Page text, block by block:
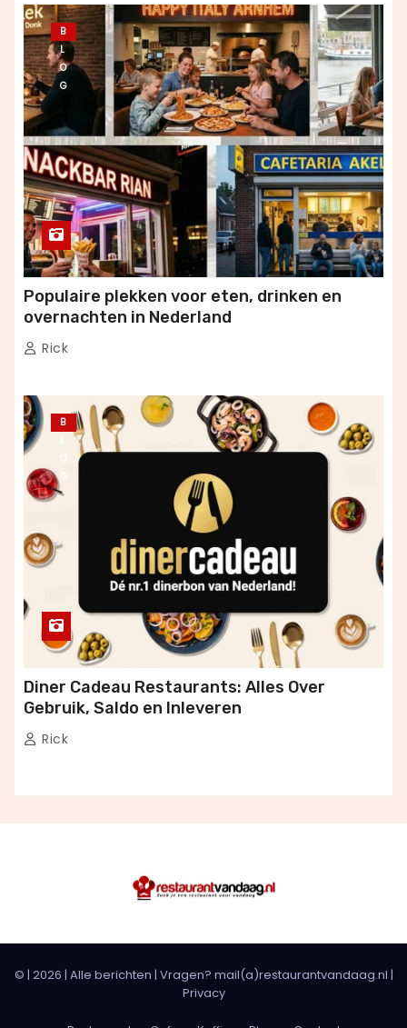
B
L
O
G
Populaire plekken voor eten, drinken en
overnachten in Nederland
Rick
B
L
O
G
Diner Cadeau Restaurants: Alles Over
Gebruik, Saldo en Inleveren
Rick
© | 2026 | Alle berichten | Vragen? mail(a)restaurantvandaag.nl |
Privacy